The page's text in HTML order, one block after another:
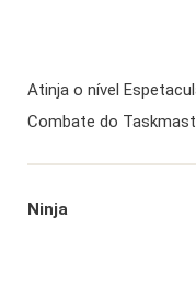
Atinja o nível
Combate do
Ninja